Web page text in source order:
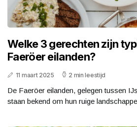
Welke 3 gerechten zijn
Faeröer eilanden?
11 maart 2025 2 min leestijd
De Faeröer eilanden, gelegen tussen
staan bekend om hun ruige